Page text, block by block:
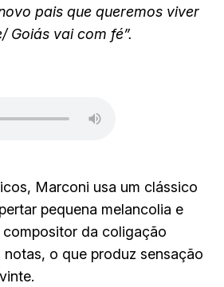
pais que queremos viver
Goiás vai com fé”.
Marconi usa um clássico
pequena melancolia e
da coligação
o que produz sensação